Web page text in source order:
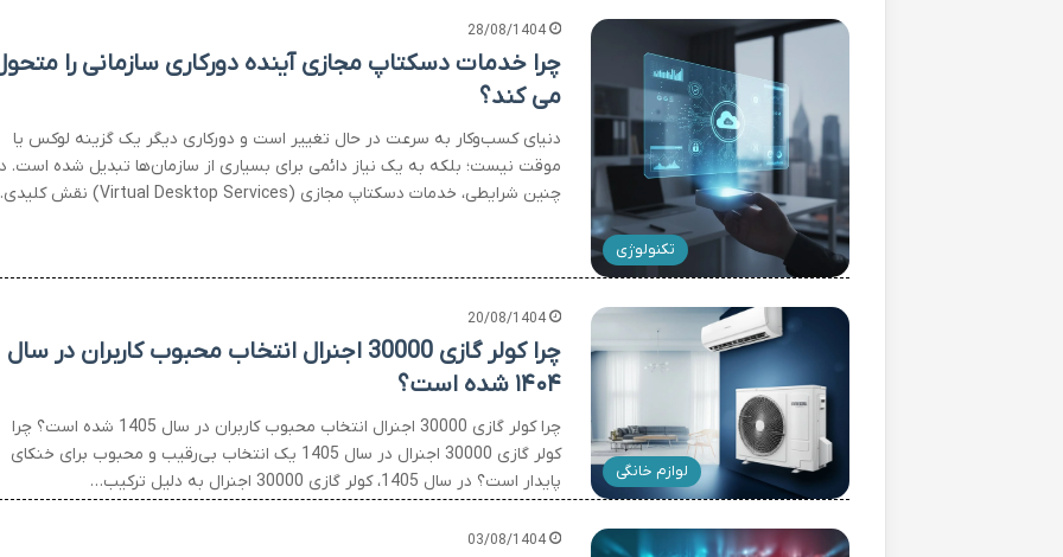
تکنولوژی
28/08/1404
چرا خدمات دسکتاپ مجازی آینده دورکاری سازمانی را
می کند؟
دنیای کسب‌وکار به سرعت در حال تغییر است و دورکاری دیگر یک گزینه لوکس یا
موقت نیست؛ بلکه به یک نیاز دائمی برای بسیاری از سازمان‌ها تبدیل شده است.
چنین شرایطی، خدمات دسکتاپ مجازی (Virtual Desktop Services) نقش کلیدی…
لوازم خانگی
20/08/1404
چرا کولر گازی 30000 اجنرال انتخاب محبوب کاربران در سال
۱۴۰۴ شده است؟
چرا کولر گازی 30000 اجنرال انتخاب محبوب کاربران در سال 1405 شده است؟ چرا
کولر گازی 30000 اجنرال در سال 1405 یک انتخاب بی‌رقیب و محبوب برای خنکای
پایدار است؟ در سال 1405، کولر گازی 30000 اجنرال به دلیل ترکیب…
03/08/1404